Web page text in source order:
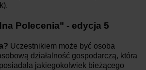
Polecenia" - edycja 5
Uczestnikiem może być osoba
działalność gospodarczą, która
jakiegokolwiek bieżącego